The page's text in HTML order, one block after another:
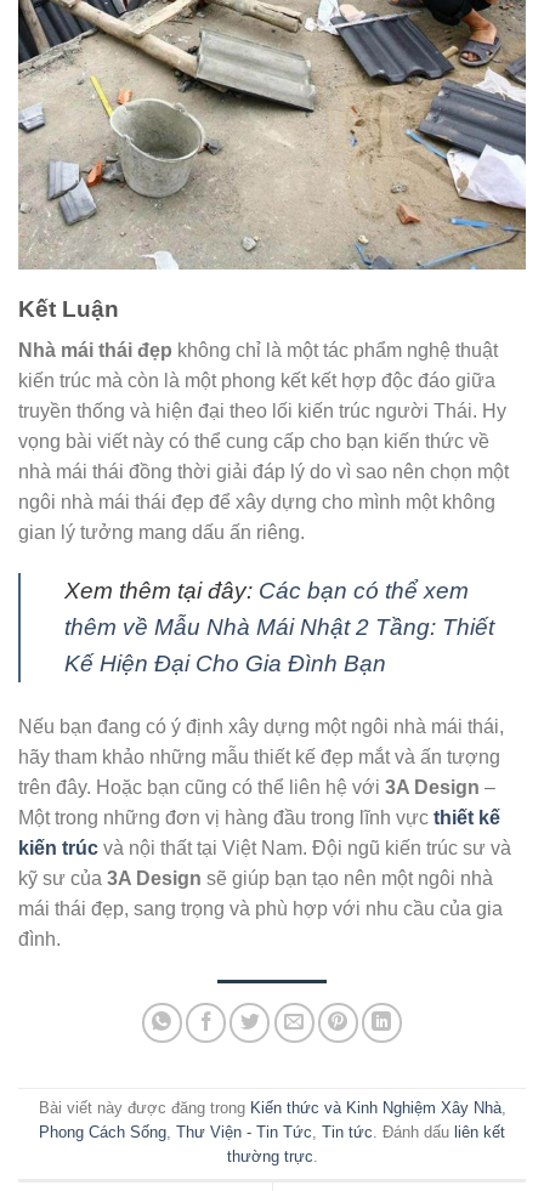
Kết Luận
Nhà mái thái đẹp không chỉ là một tác phẩm nghệ thuật
kiến trúc mà còn là một phong kết kết hợp độc đáo giữa
truyền thống và hiện đại theo lối kiến trúc người Thái. Hy
vọng bài viết này có thể cung cấp cho bạn kiến thức về
nhà mái thái đồng thời giải đáp lý do vì sao nên chọn một
ngôi nhà mái thái đẹp để xây dựng cho mình một không
gian lý tưởng mang dấu ấn riêng.
Xem thêm tại đây: Các bạn có thể xem
thêm về Mẫu Nhà Mái Nhật 2 Tầng: Thiết
Kế Hiện Đại Cho Gia Đình Bạn
Nếu bạn đang có ý định xây dựng một ngôi nhà mái thái,
hãy tham khảo những mẫu thiết kế đẹp mắt và ấn tượng
trên đây. Hoặc bạn cũng có thể liên hệ với 3A Design –
Một trong những đơn vị hàng đầu trong lĩnh vực thiết kế
kiến trúc và nội thất tại Việt Nam. Đội ngũ kiến trúc sư và
kỹ sư của 3A Design sẽ giúp bạn tạo nên một ngôi nhà
mái thái đẹp, sang trọng và phù hợp với nhu cầu của gia
đình.
Bài viết này được đăng trong Kiến thức và Kinh Nghiệm Xây Nhà,
Phong Cách Sống, Thư Viện - Tin Tức, Tin tức. Đánh dấu liên kết
thường trực.